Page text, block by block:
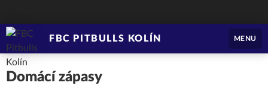
FBC PITBULLS KOLÍN MENU
Domácí zápasy